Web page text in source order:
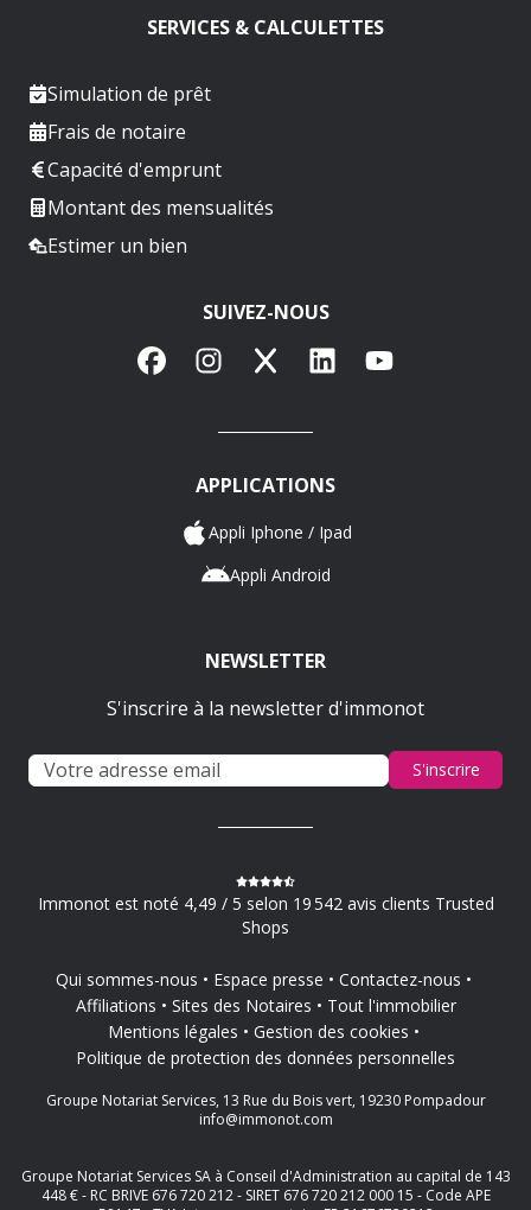
SERVICES & CALCULETTES
Simulation de prêt
Frais de notaire
Capacité d'emprunt
Montant des mensualités
Estimer un bien
SUIVEZ-NOUS
FacebookInstagram
X LinkedInYouTube
APPLICATIONS
Appli Iphone / Ipad
Appli Android
NEWSLETTER
S'inscrire à la newsletter d'immonot
S'inscrire
Immonot est noté 4,49 / 5 selon 19 542 avis clients Trusted
Shops
Qui sommes-nous Espace presse
Contactez-nous
Affiliations
Sites des Notaires
Tout l'immobilier
Mentions légales
Gestion des cookies
Politique de protection des données personnelles
Groupe Notariat Services, 13 Rue du Bois vert, 19230 Pompadour
info@immonot.com
Groupe Notariat Services SA à Conseil d'Administration au capital de 143
448 € - RC BRIVE 676 720 212 - SIRET 676 720 212 000 15 - Code APE